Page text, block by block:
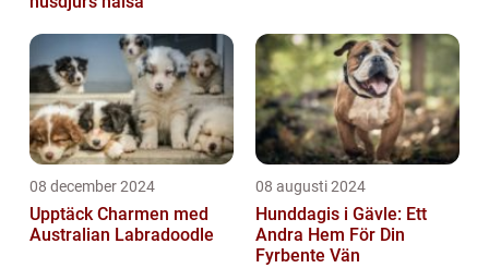
08 december 2024
Upptäck Charmen med
Australian Labradoodle
08 augusti 2024
Hunddagis i Gävle: Ett
Andra Hem För Din
Fyrbente Vän